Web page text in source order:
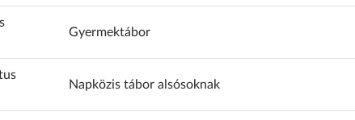
Gyermektábor
Napközis tábor alsósoknak